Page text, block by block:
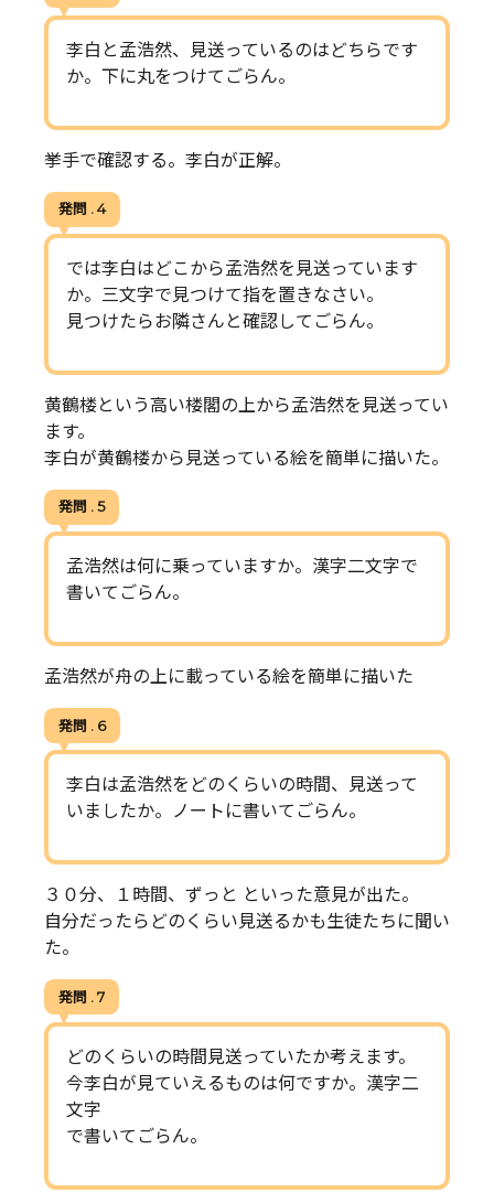
李白と孟浩然、見送っているのはどちらです
か。下に丸をつけてごらん。
挙手で確認する。李白が正解。
発問 . 4
では李白はどこから孟浩然を見送っています
か。三文字で見つけて指を置きなさい。
見つけたらお隣さんと確認してごらん。
黄鶴楼という高い楼閣の上から孟浩然を見送ってい
ます。
李白が黄鶴楼から見送っている絵を簡単に描いた。
発問 . 5
孟浩然は何に乗っていますか。漢字二文字で
書いてごらん。
孟浩然が舟の上に載っている絵を簡単に描いた
発問 . 6
李白は孟浩然をどのくらいの時間、見送って
いましたか。ノートに書いてごらん。
３０分、１時間、ずっと といった意見が出た。
自分だったらどのくらい見送るかも生徒たちに聞い
た。
発問 . 7
どのくらいの時間見送っていたか考えます。
今李白が見ていえるものは何ですか。漢字二
文字
で書いてごらん。